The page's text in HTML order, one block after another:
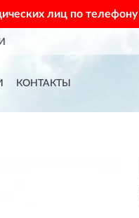
лиц по телефону
КОНТАКТЫ